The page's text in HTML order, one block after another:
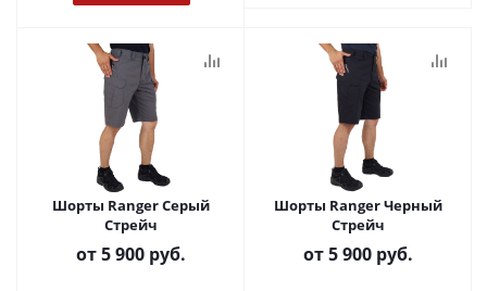
Шорты Ranger Серый
Стрейч
от5 900 руб.
Шорты Ranger Черный
Стрейч
от5 900 руб.